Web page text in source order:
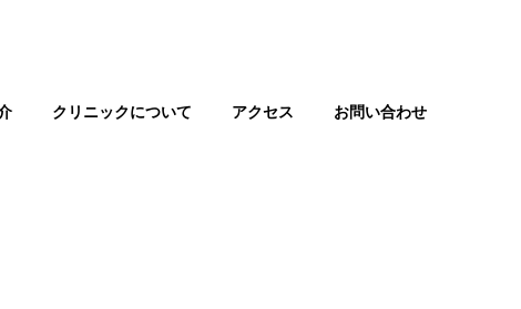
クリニックについて アクセス お問い合わせ